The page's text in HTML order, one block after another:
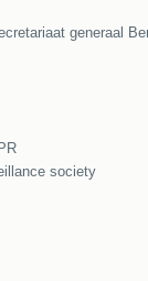
generaal
society